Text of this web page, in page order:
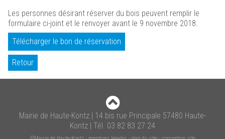
Les personnes désirant réserver du bois peuvent remplir le
formulaire ci-joint et le renvoyer avant le 9 novembre 2018.
Télécharger le bon de réservation
Retour
Mairie de Haute-Kontz | 14 bis rue Principale 57480 Haute-
Kontz | Tél. 03 82 83 27 24